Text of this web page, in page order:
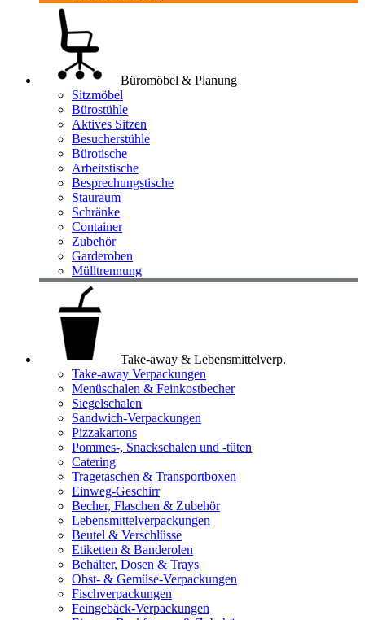
Büromöbel & Planung
Sitzmöbel
Bürostühle
Aktives Sitzen
Besucherstühle
Bürotische
Arbeitstische
Besprechungstische
Stauraum
Schränke
Container
Zubehör
Garderoben
Mülltrennung
Take-away & Lebensmittelverp.
Take-away Verpackungen
Menüschalen & Feinkostbecher
Siegelschalen
Sandwich-Verpackungen
Pizzakartons
Pommes-, Snackschalen und -tüten
Catering
Tragetaschen & Transportboxen
Einweg-Geschirr
Becher, Flaschen & Zubehör
Lebensmittelverpackungen
Beutel & Verschlüsse
Etiketten & Banderolen
Behälter, Dosen & Trays
Obst- & Gemüse-Verpackungen
Fischverpackungen
Feingebäck-Verpackungen